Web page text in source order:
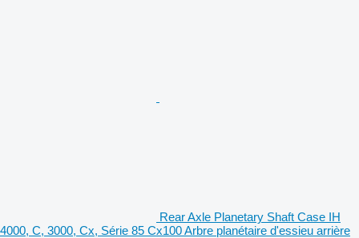
Rear Axle Planetary Shaft Case IH
4000, C, 3000, Cx, Série 85 Cx100 Arbre planétaire d'essieu arrière